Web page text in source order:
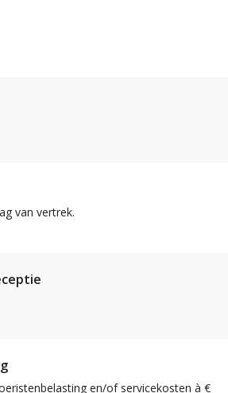
van vertrek.
en/of servicekosten à €